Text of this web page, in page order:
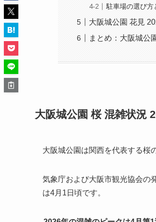
駐車場の選び方
大阪城公園 花見
まとめ：大阪城公
大阪城公園 桜 混雑状況
大阪城公園は関西を代表する桜
気象庁および大阪市観光協会の
は4月1日頃です。